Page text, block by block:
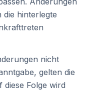
die hinterlegte
nicht
gelten die
diese Folge wird